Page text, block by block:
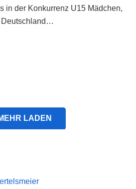
in der Konkurrenz U15 Mädchen,
Deutschland…
LADEN